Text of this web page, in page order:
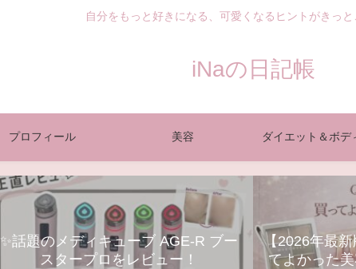
自分をもっと好きになる、可愛くなるヒントがきっと
iNaの日記帳
プロフィール 美容 ダイエット＆ボデ
✨話題のメディキューブ AGE-R ブー
スタープロをレビュー！
【2026年最
てよかった